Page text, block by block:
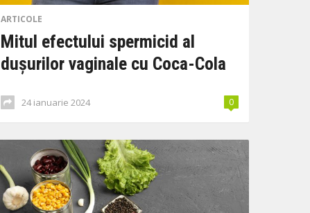
ARTICOLE
Mitul efectului spermicid al
dușurilor vaginale cu Coca-Cola
24 ianuarie 2024 0